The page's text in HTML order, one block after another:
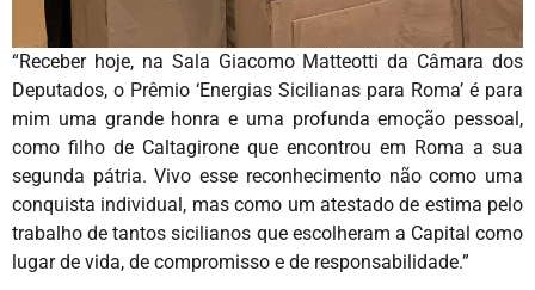
“Receber hoje, na Sala Giacomo Matteotti da Câmara dos
Deputados, o Prêmio ‘Energias Sicilianas para Roma’ é para
mim uma grande honra e uma profunda emoção pessoal,
como filho de Caltagirone que encontrou em Roma a sua
segunda pátria. Vivo esse reconhecimento não como uma
conquista individual, mas como um atestado de estima pelo
trabalho de tantos sicilianos que escolheram a Capital como
lugar de vida, de compromisso e de responsabilidade.”